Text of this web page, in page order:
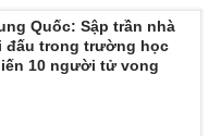
Phạm Quốc Thắng,
355 932
897
Quốc: Sập trần nhà
đấu trong trường học
10 người tử vong